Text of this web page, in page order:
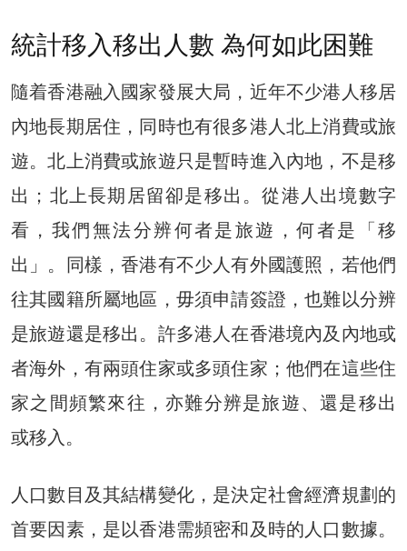
統計移入移出人數 為何如此困難
隨着香港融入國家發展大局，近年不少港人移居
內地長期居住，同時也有很多港人北上消費或旅
遊。北上消費或旅遊只是暫時進入內地，不是移
出；北上長期居留卻是移出。從港人出境數字
看，我們無法分辨何者是旅遊，何者是「移
出」。同樣，香港有不少人有外國護照，若他們
往其國籍所屬地區，毋須申請簽證，也難以分辨
是旅遊還是移出。許多港人在香港境內及內地或
者海外，有兩頭住家或多頭住家；他們在這些住
家之間頻繁來往，亦難分辨是旅遊、還是移出
或移入。
人口數目及其結構變化，是決定社會經濟規劃的
首要因素，是以香港需頻密和及時的人口數據。